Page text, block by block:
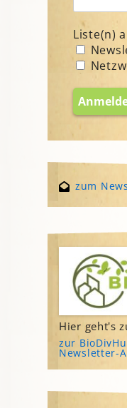
Liste(n)
zum
Hier geht's
zur
Newsletter-